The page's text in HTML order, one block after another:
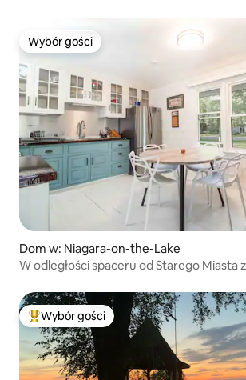
Wybór gości
Wybór gości
Dom w: Niagara-on-the-Lake
W odległości spaceru od Starego Miasta
Najpopularniejsze z kategorii Wybór gości
Wybór gości